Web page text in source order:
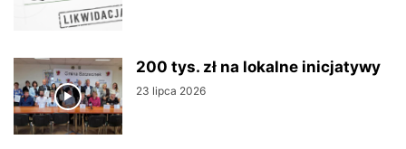
200 tys. zł na lokalne inicjatywy
23 lipca 2026